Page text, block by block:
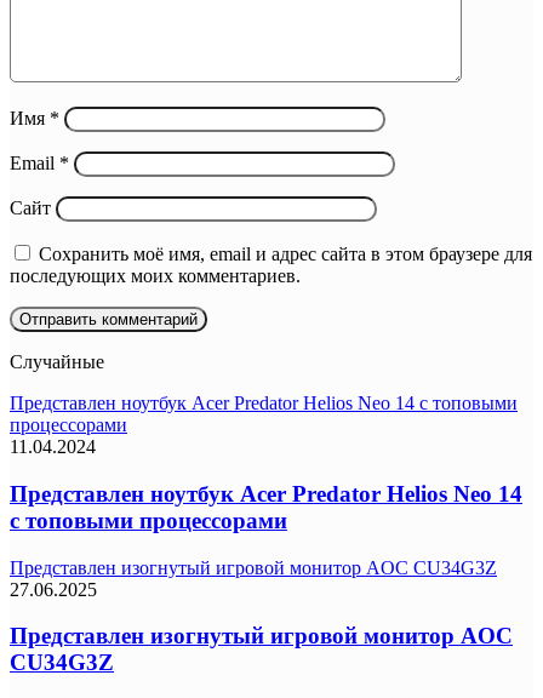
Имя *
Email *
Сайт
Сохранить моё имя, email и адрес сайта в этом браузере для
последующих моих комментариев.
Случайные
Представлен ноутбук Acer Predator Helios Neo 14 с топовыми
процессорами
11.04.2024
Представлен ноутбук Acer Predator Helios Neo 14
с топовыми процессорами
Представлен изогнутый игровой монитор AOC CU34G3Z
27.06.2025
Представлен изогнутый игровой монитор AOC
CU34G3Z